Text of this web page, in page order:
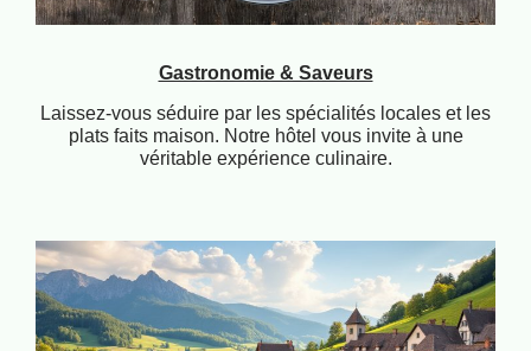
Gastronomie & Saveurs
Laissez-vous séduire par les spécialités locales et les
plats faits maison. Notre hôtel vous invite à une
véritable expérience culinaire.